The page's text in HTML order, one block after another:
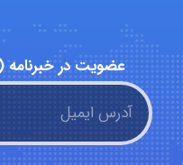
عضویت در خبرنامه